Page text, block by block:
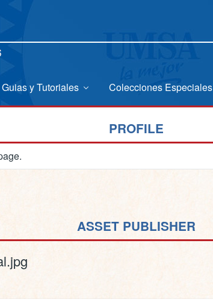
Guias y Tutoriales Colecciones Especiales
PROFILE
ASSET PUBLISHER